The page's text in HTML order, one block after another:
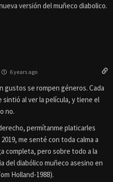
versión del muñeco diabolico.
6 years ago
gustos se rompen géneros. Cada
al ver la película, y tiene el
no.
permítanme platicarles
me senté con toda calma a
completa, pero sobre todo a la
del diabólico muñeco asesino en
Holland-1988).